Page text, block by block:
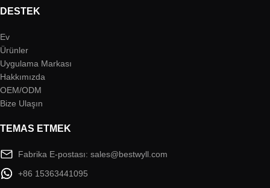
DESTEK
Ev
Ürünler
Uygulama Markası
Hakkımızda
OEM/ODM
Bize Ulaşın
TEMAS ETMEK
Fabrika E-postası: sales@bestwyll.com
+86 15363441095